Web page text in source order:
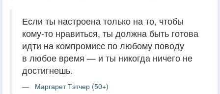
Если ты настроена только на то, чтобы
кому-то нравиться, ты должна быть готова
идти на компромисс по любому поводу
в любое время — и ты никогда ничего не
достигнешь.
Маргарет Тэтчер (50+)